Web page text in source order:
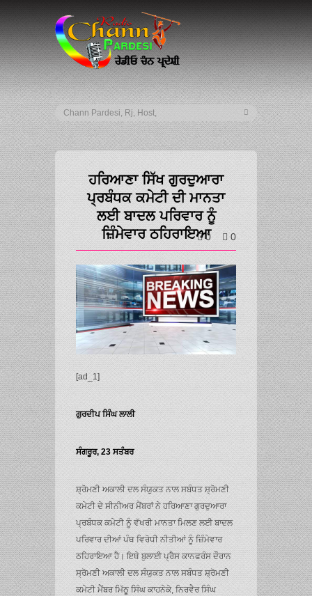
ਹਰਿਆਣਾ ਸਿੱਖ ਗੁਰਦੁਆਰਾ
ਪ੍ਰਬੰਧਕ ਕਮੇਟੀ ਦੀ ਮਾਨਤਾ
ਲਈ ਬਾਦਲ ਪਰਿਵਾਰ ਨੂੰ
ਜ਼ਿੰਮੇਵਾਰ ਠਹਿਰਾਇਆ
0 0
[ad_1]
ਗੁਰਦੀਪ ਸਿੰਘ ਲਾਲੀ
ਸੰਗਰੂਰ, 23 ਸਤੰਬਰ
ਸ਼੍ਰੋਮਣੀ ਅਕਾਲੀ ਦਲ ਸੰਯੁਕਤ ਨਾਲ ਸਬੰਧਤ ਸ਼੍ਰੋਮਣੀ
ਕਮੇਟੀ ਦੇ ਸੀਨੀਅਰ ਮੈਂਬਰਾਂ ਨੇ ਹਰਿਆਣਾ ਗੁਰਦੁਆਰਾ
ਪ੍ਰਬੰਧਕ ਕਮੇਟੀ ਨੂੰ ਵੱਖਰੀ ਮਾਨਤਾ ਮਿਲਣ ਲਈ ਬਾਦਲ
ਪਰਿਵਾਰ ਦੀਆਂ ਪੰਥ ਵਿਰੋਧੀ ਨੀਤੀਆਂ ਨੂੰ ਜ਼ਿੰਮੇਵਾਰ
ਠਹਿਰਾਇਆ ਹੈ। ਇਥੇ ਬੁਲਾਈ ਪ੍ਰੈਸ ਕਾਨਫਰੰਸ ਦੌਰਾਨ
ਸ੍ਰੋਮਣੀ ਅਕਾਲੀ ਦਲ ਸੰਯੁਕਤ ਨਾਲ ਸਬੰਧਤ ਸ਼੍ਰੋਮਣੀ
ਕਮੇਟੀ ਮੈਂਬਰ ਮਿੱਠੂ ਸਿੰਘ ਕਾਹਨੇਕੇ, ਨਿਰਵੈਰ ਸਿੰਘ